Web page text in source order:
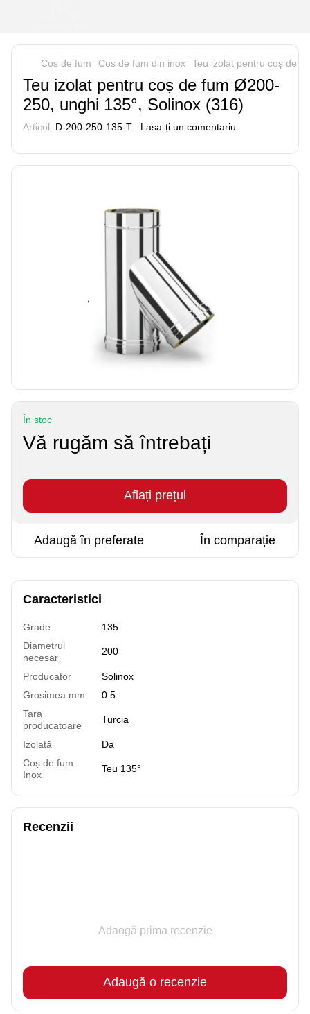
Cos de fum Cos de fum din inox Teu izolat pentru coș de
Teu izolat pentru coș de fum Ø200-
250, unghi 135°, Solinox (316)
Articol: D-200-250-135-T Lasa-ți un comentariu
În stoc
Vă rugăm să întrebați
Aflați prețul
Adaugă în preferate În comparație
Caracteristici
Grade
135
Diametrul
necesar
200
Producator
Solinox
Grosimea mm
0.5
Tara
producatoare
Turcia
Izolată
Da
Coș de fum
Inox
Teu 135°
Recenzii
Adaogă prima recenzie
Adaugă o recenzie